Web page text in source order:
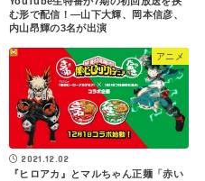
む形で配信！―山下大輝、岡本信彦、
内山昂輝の3名が出演
アニメ
2021.12.02
『ヒロアカ』とマルちゃん正麺「赤い